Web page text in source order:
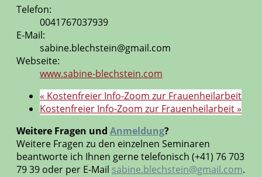
Telefon:
0041767037939
E-Mail:
sabine.blechstein@gmail.com
Webseite:
www.sabine-blechstein.com
« Kostenfreier Info-Zoom zur Frauenheilarbeit
Kostenfreier Info-Zoom zur Frauenheilarbeit»
Weitere Fragen und Anmeldung?
Weitere Fragen zu den einzelnen Seminaren
beantworte ich Ihnen gerne telefonisch (+41) 76 703
79 39 oder per E-Mail sabine.blechstein@gmail.com.